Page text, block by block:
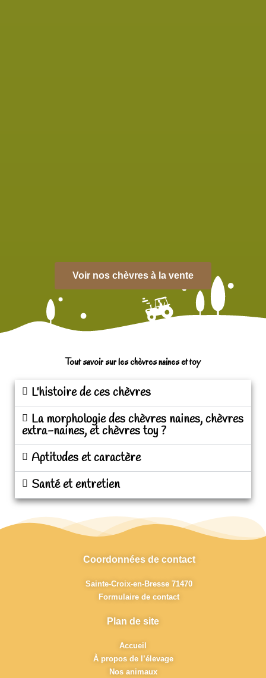
Voir nos chèvres à la vente
Tout savoir sur les chèvres naines et toy
L'histoire de ces chèvres
La morphologie des chèvres naines, chèvres
extra-naines, et chèvres toy ?
Aptitudes et caractère
Santé et entretien
Coordonnées de contact
Sainte-Croix-en-Bresse 71470
Formulaire de contact
Plan de site
Accueil
À propos de l’élevage
Nos animaux